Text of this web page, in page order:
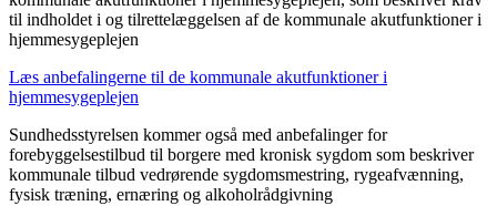
til indholdet i og tilrettelæggelsen af de kommunale akutfunktioner i
hjemmesygeplejen
Læs anbefalingerne til de kommunale akutfunktioner i
hjemmesygeplejen
Sundhedsstyrelsen kommer også med anbefalinger for
forebyggelsestilbud til borgere med kronisk sygdom som beskriver
kommunale tilbud vedrørende sygdomsmestring, rygeafvænning,
fysisk træning, ernæring og alkoholrådgivning